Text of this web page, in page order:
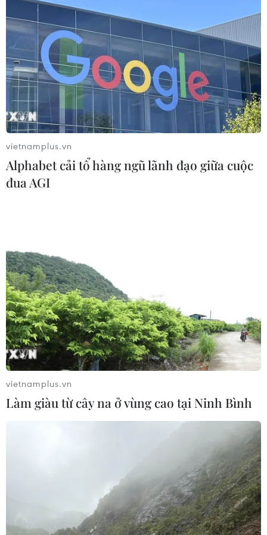
trường "bốc hơi" hơn 140 tỷ USD
24/07/2026 14:55
Sẽ ban hành quy chuẩn kỹ thuật đối
với trụ và trạm sạc xe điện trước 30/9
24/07/2026 11:01
Tây Ban Nha trở thành “cứ điểm” xe
điện Trung Quốc tại châu Âu
24/07/2026 08:06
dòng lốp hiệu suất cao thế hệ mới
Potenza
24/07/2026 06:46
Hà Nội xây dựng phương án hỗ trợ
người thu nhập thấp đổi xe máy cũ
24/07/2026 06:15
Hãng xe điện Polestar chính thức rút
Cố vấn Nhà Trắng cảnh báo BYD gia
tăng sức ép đối với ngành ôtô toàn
cầu
vietnamplus.vn
Alphabet cải tổ hàng ngũ lãnh đạo giữa cuộc
đua AGI
vietnamplus.vn
Làm giàu từ cây na ở vùng cao tại Ninh Bình